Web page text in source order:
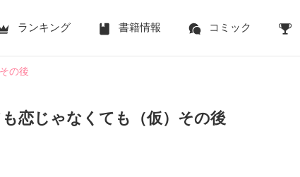
ランキング 書籍情報 コミック
の後
恋じゃなくても（仮）その後